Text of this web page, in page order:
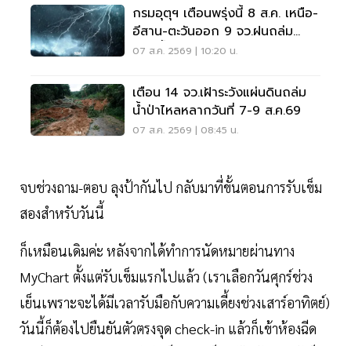
กรมอุตุฯ เตือนพรุ่งนี้ 8 ส.ค. เหนือ-
อีสาน-ตะวันออก 9 จว.ฝนถล่ม
ระวังน้ำท่วมฉับพลัน
07 ส.ค. 2569 | 10:20 น.
เตือน 14 จว.เฝ้าระวังแผ่นดินถล่ม
น้ำป่าไหลหลากวันที่ 7-9 ส.ค.69
07 ส.ค. 2569 | 08:45 น.
จบช่วงถาม-ตอบ ลุงป้ากันไป กลับมาที่ขั้นตอนการรับเข็ม
สองสำหรับวันนี้
ก็เหมือนเดิมค่ะ หลังจากได้ทำการนัดหมายผ่านทาง
MyChart ตั้งแต่รับเข็มแรกไปแล้ว (เราเลือกวันศุกร์ช่วง
เย็นเพราะจะได้มีเวลารับมือกับความเดี้ยงช่วงเสาร์อาทิตย์)
วันนี้ก็ต้องไปยืนยันตัวตรงจุด check-in แล้วก็เข้าห้องฉีด